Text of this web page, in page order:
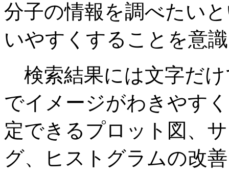
分子の情報を調べたい
いやすくすることを意
検索結果には文字だ
でイメージがわきやす
定できるプロット図、
グ、ヒストグラムの改